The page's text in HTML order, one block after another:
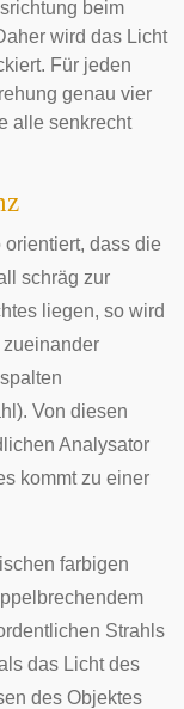
beim
wird das Licht
Für jeden
genau vier
alle senkrecht
dass die
schräg zur
liegen, so wird
Von diesen
Analysator
kommt zu einer
farbigen
Strahls
das Licht des
des Objektes